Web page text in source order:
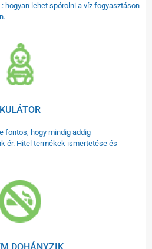
hogyan lehet spórolni a víz fogyasztáson
fontos, hogy mindig addig
ér. Hitel termékek ismertetése és